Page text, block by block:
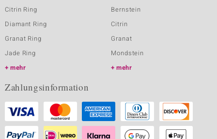
Citrin Ring
Diamant Ring
Granat Ring
Jade Ring
mehr
Bernstein
Citrin
Granat
Mondstein
mehr
Zahlungsinformation